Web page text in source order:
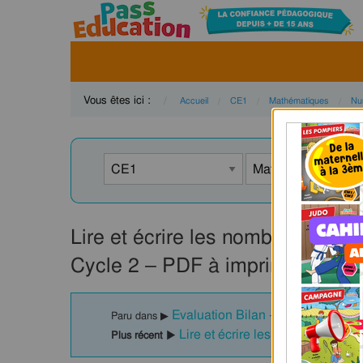
Vous êtes ici : Accueil CE1 Mathématiques
Lire et écrire les nombres de 0
Cycle 2 – PDF à imprimer
Paru dans ▶ Evaluation Bilan - Lire / écrire :
Plus récent ▶ Lire et écrire les nombres de 0